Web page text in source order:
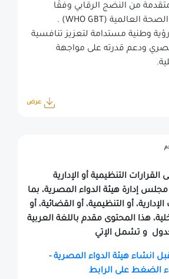
من النضج الرقابي وفقًا
العالمية (WHO GBT)
.
وطنية مستدامة لتعزيز تنافسية
ودعم قدرته على مواجهة
.
عرض
القرارات التنظيمية أو الإدارية
إدارة هيئة الدواء المصرية، بما
أو التنظيمية، أو القضائية، أو
هذا المحتوى مقدم باللغة العربية
و تشمل الإتي
انشاء هيئة الدواء المصرية -
الضغط على الرابط